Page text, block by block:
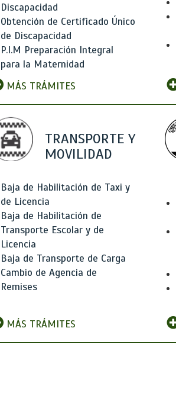
Discapacidad
Obtención de Certificado Único
de Discapacidad
P.I.M Preparación Integral
para la Maternidad
MÁS TRÁMITES
TRANSPORTE Y
MOVILIDAD
Baja de Habilitación de Taxi y
de Licencia
Baja de Habilitación de
Transporte Escolar y de
Licencia
Baja de Transporte de Carga
Cambio de Agencia de
Remises
MÁS TRÁMITES